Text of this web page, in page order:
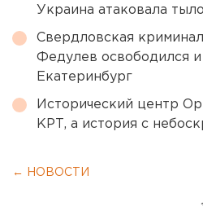
Украина атаковала
Свердловская
Федулев освободился и
Екатеринбург
Исторический центр
КРТ, а история с
← НОВОСТИ